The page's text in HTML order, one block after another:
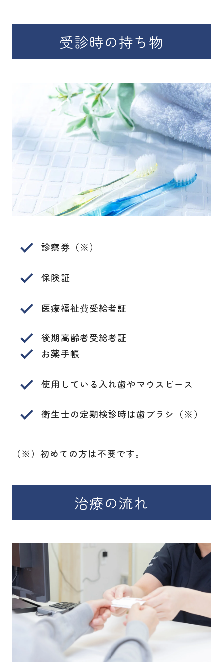
受診時の持ち物
診察券（※）
保険証
医療福祉費受給者証
後期高齢者受給者証
お薬手帳
使用している入れ歯やマウスピース
衛生士の定期検診時は歯ブラシ（※）
（※）初めての方は不要です。
治療の流れ